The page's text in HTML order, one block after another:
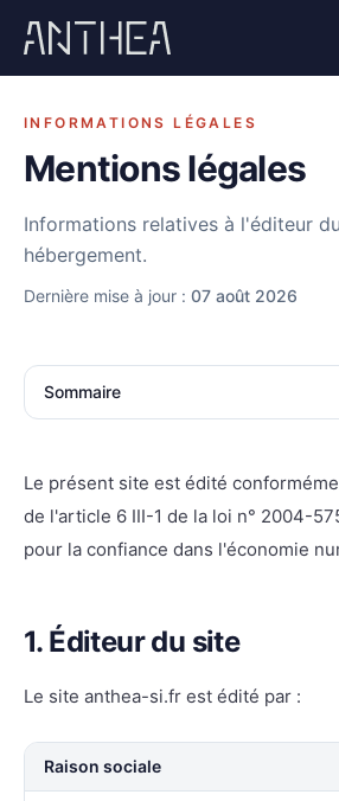
INFORMATIONS LÉGALES
Mentions légales
Informations relatives à l'éditeur
hébergement.
Dernière mise à jour : 07 août 2026
Sommaire
Le présent site est édité
de l'article 6 III-1 de la loi n° 2004-
pour la confiance dans l'économie
1. Éditeur du site
Le site anthea-si.fr est édité par :
Raison sociale